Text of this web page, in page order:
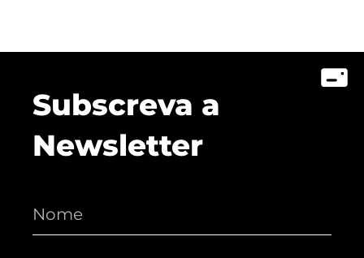
Subscreva a
Newsletter